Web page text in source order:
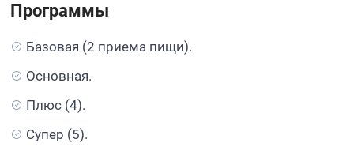
Программы
Базовая (2 приема пищи).
Основная.
Плюс (4).
Супер (5).